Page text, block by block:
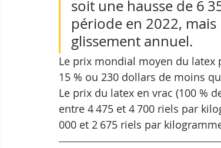
soit une hausse de 6
période en 2022, mais
glissement annuel.
Le prix mondial moyen du latex
15 % ou 230 dollars de moins
Le prix du latex en vrac (100 %
entre 4 475 et 4 700 riels par
000 et 2 675 riels par